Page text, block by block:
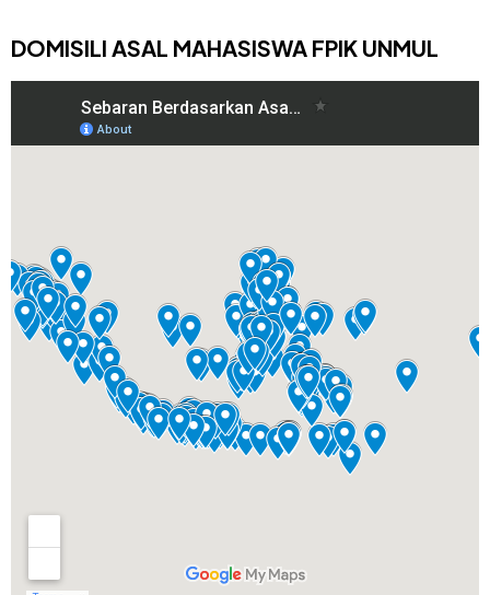
DOMISILI ASAL MAHASISWA FPIK UNMUL